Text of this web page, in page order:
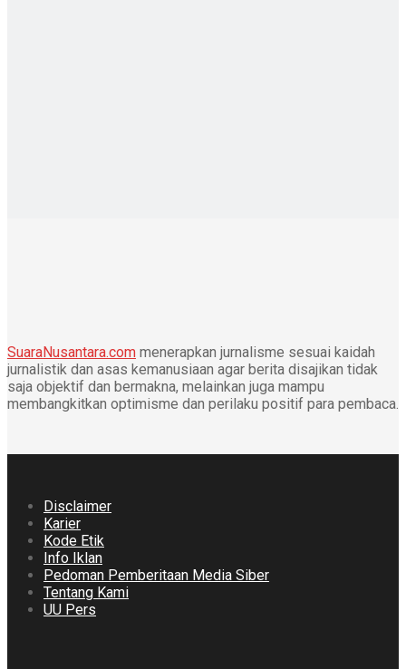
SuaraNusantara.com menerapkan jurnalisme sesuai kaidah
jurnalistik dan asas kemanusiaan agar berita disajikan tidak
saja objektif dan bermakna, melainkan juga mampu
membangkitkan optimisme dan perilaku positif para pembaca.
Disclaimer
Karier
Kode Etik
Info Iklan
Pedoman Pemberitaan Media Siber
Tentang Kami
UU Pers